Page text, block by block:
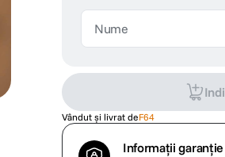
Vândut și livrat deF64
Informații garanție